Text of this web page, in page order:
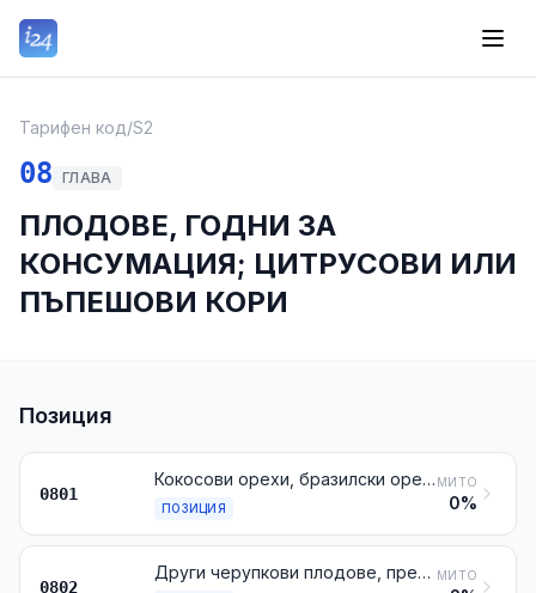
Тарифен код/S2
08 ГЛАВА
ПЛОДОВЕ, ГОДНИ ЗА
КОНСУМАЦИЯ; ЦИТРУСОВИ ИЛИ
ПЪПЕШОВИ КОРИ
Позиция
0801
Кокосови орехи, бразилски орехи, кашу, пресни или сушени, дори без черупките им или обелени
ПОЗИЦИЯ
МИТО
0%
0802
Други черупкови плодове, пресни или сушени, дори без черупките им или обелени МИТО